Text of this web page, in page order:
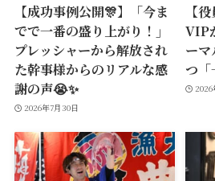
【成功事例公開🎊】「今ま
でで一番の盛り上がり！」
プレッシャーから解放され
た幹事様からのリアルな感
謝の声😭✨
2026年7月30日
【
VIP
ー
つ「
2026